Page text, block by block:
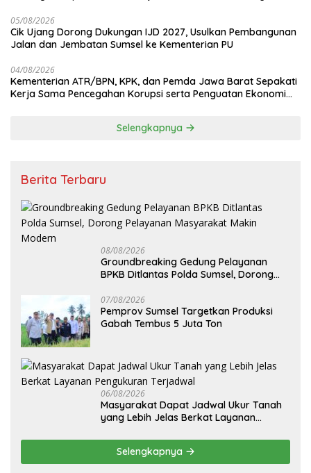
05/08/2026
Cik Ujang Dorong Dukungan IJD 2027, Usulkan Pembangunan
Jalan dan Jembatan Sumsel ke Kementerian PU
04/08/2026
Kementerian ATR/BPN, KPK, dan Pemda Jawa Barat Sepakati
Kerja Sama Pencegahan Korupsi serta Penguatan Ekonomi
Selengkapnya
Berita Terbaru
08/08/2026
Groundbreaking Gedung Pelayanan
BPKB Ditlantas Polda Sumsel, Dorong
07/08/2026
Pemprov Sumsel Targetkan Produksi
Gabah Tembus 5 Juta Ton
06/08/2026
Masyarakat Dapat Jadwal Ukur Tanah
yang Lebih Jelas Berkat Layanan
Selengkapnya